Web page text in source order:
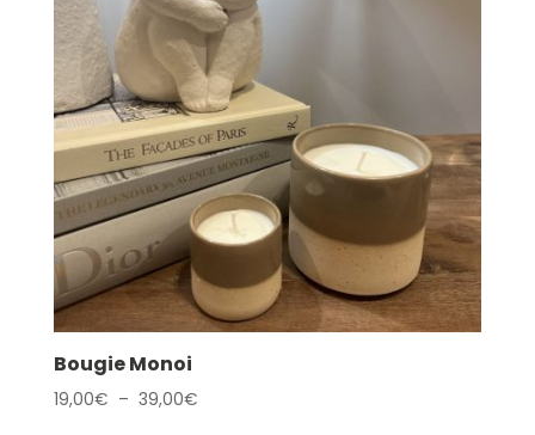
Bougie Monoi
19,00€ – 39,00€Plage